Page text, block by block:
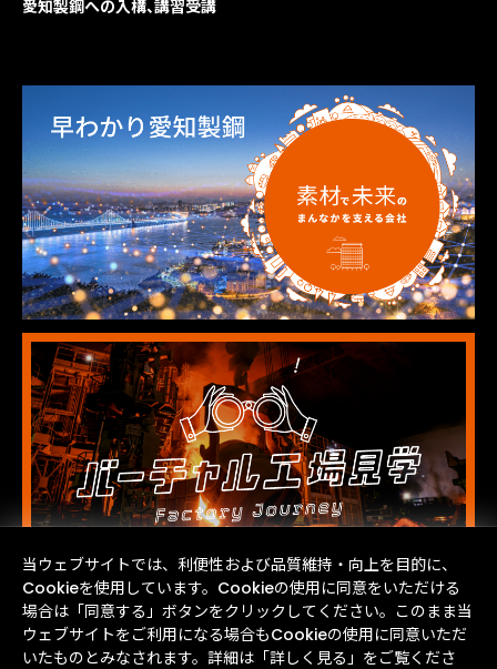
愛知製鋼への入構、講習受講
当ウェブサイトでは、利便性および品質維持・向上を目的に、
Cookieを使用しています。Cookieの使用に同意をいただける
場合は「同意する」ボタンをクリックしてください。このまま当
ウェブサイトをご利用になる場合もCookieの使用に同意いただ
いたものとみなされます。詳細は「詳しく見る」をご覧くださ